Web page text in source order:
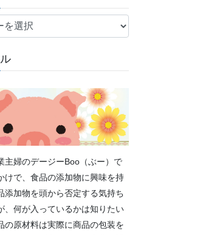
主婦のデージーBoo（ぶー）で
けで、食品の添加物に興味を持
添加物を頭から否定する気持ち
、何が入っているかは知りたい
の原材料は実際に商品の包装を